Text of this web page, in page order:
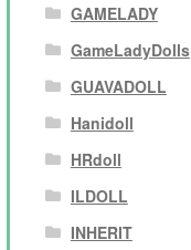
GAMELADY
GameLadyDolls
GUAVADOLL
Hanidoll
HRdoll
ILDOLL
INHERIT